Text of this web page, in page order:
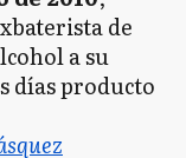
de
a su
días producto